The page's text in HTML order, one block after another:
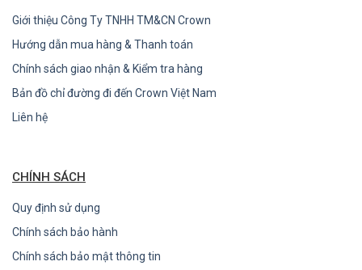
Giới thiệu Công Ty TNHH TM&CN Crown
Hướng dẫn mua hàng & Thanh toán
Chính sách giao nhận & Kiểm tra hàng
Bản đồ chỉ đường đi đến Crown Việt Nam
Liên hệ
CHÍNH SÁCH
Quy định sử dụng
Chính sách bảo hành
Chính sách bảo mật thông tin